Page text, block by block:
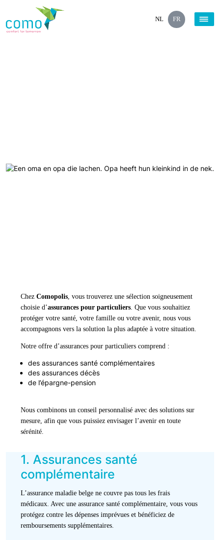
NL FR
Chez Comopolis, vous trouverez une sélection soigneusement
choisie d’assurances pour particuliers. Que vous souhaitiez
protéger votre santé, votre famille ou votre avenir, nous vous
accompagnons vers la solution la plus adaptée à votre situation.
Notre offre d’assurances pour particuliers comprend :
des assurances santé complémentaires
des assurances décès
de l’épargne-pension
Nous combinons un conseil personnalisé avec des solutions sur
mesure, afin que vous puissiez envisager l’avenir en toute
sérénité.
1. Assurances santé
complémentaire
L’assurance maladie belge ne couvre pas tous les frais
médicaux. Avec une assurance santé complémentaire, vous vous
protégez contre les dépenses imprévues et bénéficiez de
remboursements supplémentaires.